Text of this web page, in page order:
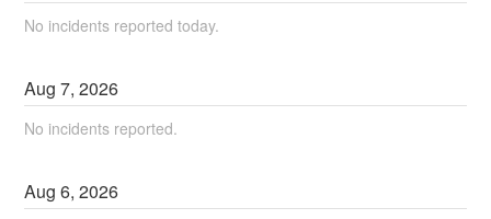
No incidents reported today.
Aug7,2026
No incidents reported.
Aug6,2026